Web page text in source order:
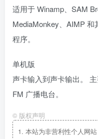
适用于 Winamp、SAM
MediaMonkey、AIMP
程序。
单机版
声卡输入到声卡输出。
FM 广播电台。
© 版权声明
1. 本站为非营利性个人网